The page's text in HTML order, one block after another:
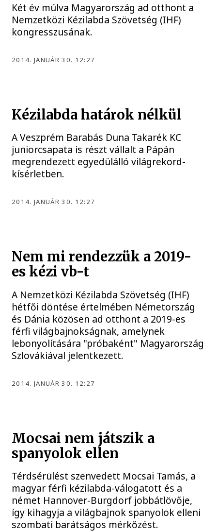
Két év múlva Magyarország ad otthont a
Nemzetközi Kézilabda Szövetség (IHF)
kongresszusának.
2014. JANUÁR 30. 12:27
Kézilabda határok nélkül
A Veszprém Barabás Duna Takarék KC
juniorcsapata is részt vállalt a Pápán
megrendezett egyedülálló világrekord-
kísérletben.
2014. JANUÁR 30. 12:27
Nem mi rendezzük a 2019-
es kézi vb-t
A Nemzetközi Kézilabda Szövetség (IHF)
hétfői döntése értelmében Németország
és Dánia közösen ad otthont a 2019-es
férfi világbajnokságnak, amelynek
lebonyolítására "próbaként" Magyarország
Szlovákiával jelentkezett.
2014. JANUÁR 30. 12:27
Mocsai nem játszik a
spanyolok ellen
Térdsérülést szenvedett Mocsai Tamás, a
magyar férfi kézilabda-válogatott és a
német Hannover-Burgdorf jobbátlövője,
így kihagyja a világbajnok spanyolok elleni
szombati barátságos mérkőzést.